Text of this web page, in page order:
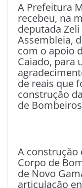
A Prefeitura
recebeu, na
deputada
Assembleia,
com o apoio
Caiado, para
de reais que
construção
de
A construção
Corpo de
de Novo
articulação